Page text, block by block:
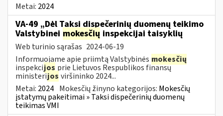
Metai: 2024
VA-49 „Dėl Taksi dispečerinių duomenų teikimo
Valstybinei mokesčių inspekcijai taisyklių
Web turinio sąrašas 2024-06-19
Informuojame apie priimtą Valstybinės mokesčių
inspekcijos prie Lietuvos Respublikos finansų
ministerijos viršininko 2024...
Metai: 2024 Mokesčių žinyno kategorijos: Mokesčių
įstatymų pakeitimai » Taksi dispečerinių duomenų
teikimas VMI